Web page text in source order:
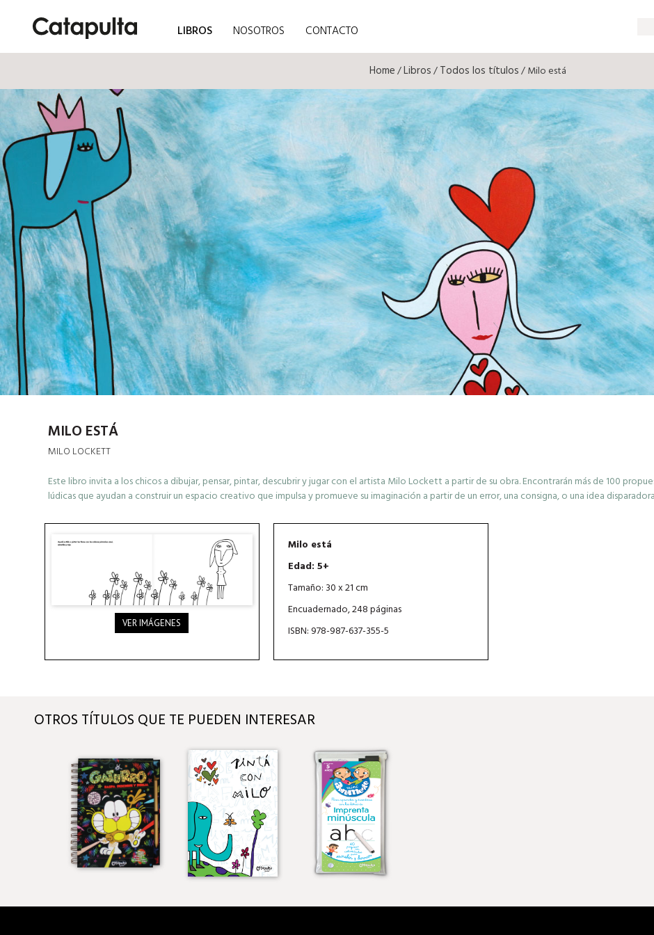
LIBROS NOSOTROS CONTACTO
Home/Libros/Todos los títulos/ Milo está
MILO ESTÁ
MILO LOCKETT
Este libro invita a los chicos a dibujar, pensar, pintar, descubrir y jugar con el artista Milo Lockett a partir de su obra. Encontrarán más de 100
lúdicas que ayudan a construir un espacio creativo que impulsa y promueve su imaginación a partir de un error, una consigna, o una idea
VER IMÁGENES
Milo está
Edad: 5+
Tamaño: 30 x 21 cm
Encuadernado, 248 páginas
ISBN: 978-987-637-355-5
OTROS TÍTULOS QUE TE PUEDEN INTERESAR